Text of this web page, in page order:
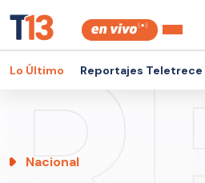
Lo Último Reportajes Teletrece
Nacional